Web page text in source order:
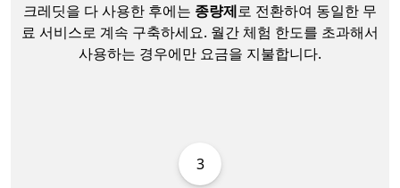
크레딧을 다 사용한 후에는 종량제로 전환하여 동일한 무
료 서비스로 계속 구축하세요. 월간 체험 한도를 초과해서
사용하는 경우에만 요금을 지불합니다.
3